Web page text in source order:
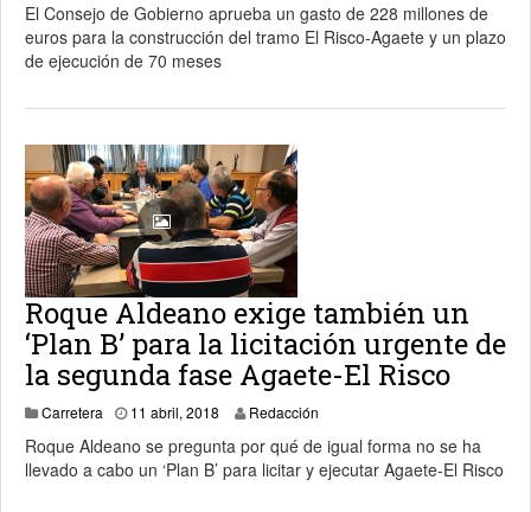
El Consejo de Gobierno aprueba un gasto de 228 millones de
euros para la construcción del tramo El Risco-Agaete y un plazo
de ejecución de 70 meses
Roque Aldeano exige también un
‘Plan B’ para la licitación urgente de
la segunda fase Agaete-El Risco
Carretera 11 abril, 2018 11 abril, 2018
Redacción
Roque Aldeano se pregunta por qué de igual forma no se ha
llevado a cabo un ‘Plan B’ para licitar y ejecutar Agaete-El Risco